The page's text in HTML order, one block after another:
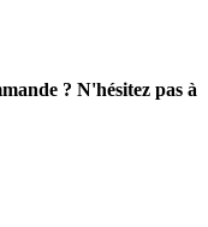
? N'hésitez pas à